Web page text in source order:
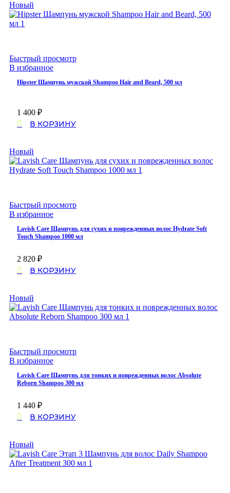
Новый
Быстрый просмотр
В избранное
Hipster Шампунь мужской Shampoo Hair and Beard, 500 мл
1 400 ₽
В КОРЗИНУ
Новый
Быстрый просмотр
В избранное
Lavish Care Шампунь для сухих и поврежденных волос Hydrate Soft
Touch Shampoo 1000 мл
2 820 ₽
В КОРЗИНУ
Новый
Быстрый просмотр
В избранное
Lavish Care Шампунь для тонких и поврежденных волос Absolute
Reborn Shampoo 300 мл
1 440 ₽
В КОРЗИНУ
Новый